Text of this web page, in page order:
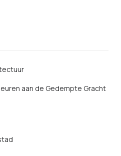
aan de Gedempte Gracht